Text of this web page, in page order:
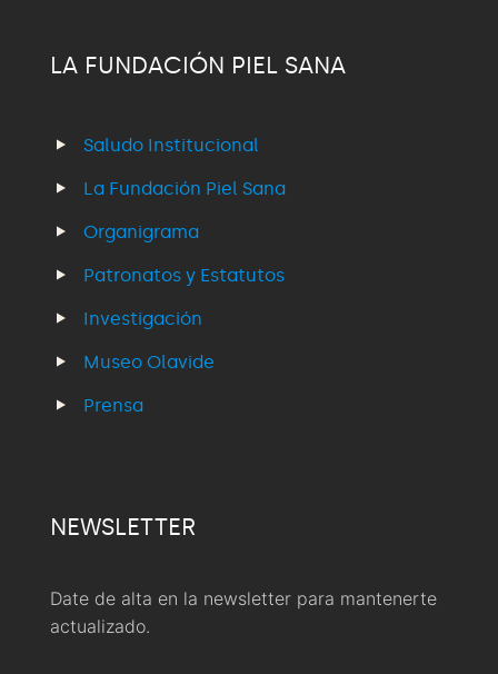
LA FUNDACIÓN PIEL SANA
Saludo Institucional
La Fundación Piel Sana
Organigrama
Patronatos y Estatutos
Investigación
Museo Olavide
Prensa
NEWSLETTER
Date de alta en la newsletter para mantenerte
actualizado.